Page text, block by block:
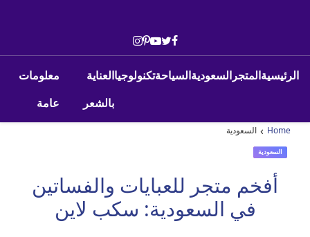
Main Navigation
الرئيسيةالمتجرالسعوديةالسياحةتكنولوجياالعناية
بالشعر
معلومات
عامة
Home
› السعودية
السعودية
أفخم متجر للعبايات والفساتين
في السعودية: سكب لاين